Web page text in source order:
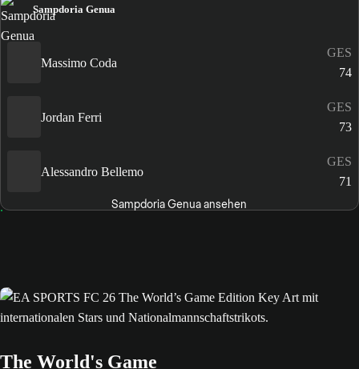
Sampdoria Genua
Massimo Coda
GES
74
Jordan Ferri
GES
73
Alessandro Bellemo
GES
71
Sampdoria Genua ansehen
The World's Game